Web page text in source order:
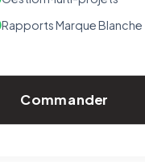
Rapports Marque Blanche
Commander